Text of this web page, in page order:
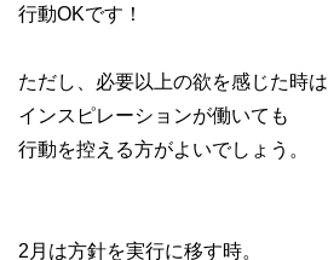
行動OKです！
ただし、必要以上の欲を感じた時は
インスピレーションが働いても
行動を控える方がよいでしょう。
2月は方針を実行に移す時。